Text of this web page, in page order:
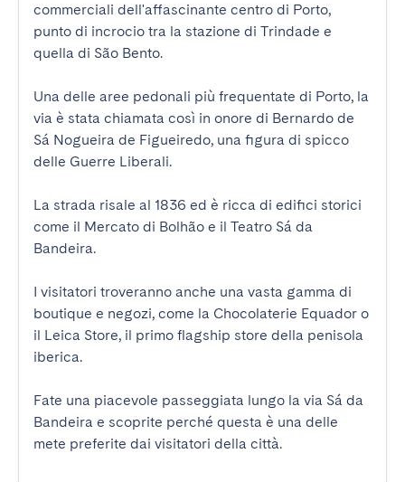
commerciali dell'affascinante centro di Porto,
punto di incrocio tra la stazione di Trindade e
quella di São Bento.
Una delle aree pedonali più frequentate di Porto, la
via è stata chiamata così in onore di Bernardo de
Sá Nogueira de Figueiredo, una figura di spicco
delle Guerre Liberali.
La strada risale al 1836 ed è ricca di edifici storici
come il Mercato di Bolhão e il Teatro Sá da
Bandeira.
I visitatori troveranno anche una vasta gamma di
boutique e negozi, come la Chocolaterie Equador o
il Leica Store, il primo flagship store della penisola
iberica.
Fate una piacevole passeggiata lungo la via Sá da
Bandeira e scoprite perché questa è una delle
mete preferite dai visitatori della città.